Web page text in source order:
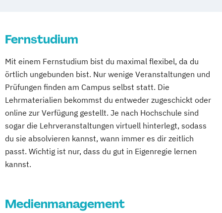
Fernstudium
Mit einem Fernstudium bist du maximal flexibel, da du
örtlich ungebunden bist. Nur wenige Veranstaltungen und
Prüfungen finden am Campus selbst statt. Die
Lehrmaterialien bekommst du entweder zugeschickt oder
online zur Verfügung gestellt. Je nach Hochschule sind
sogar die Lehrveranstaltungen virtuell hinterlegt, sodass
du sie absolvieren kannst, wann immer es dir zeitlich
passt. Wichtig ist nur, dass du gut in Eigenregie lernen
kannst.
Medienmanagement